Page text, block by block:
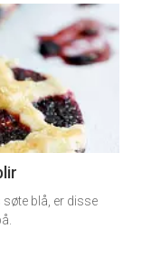
blå, er disse